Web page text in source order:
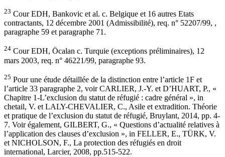
23 Cour EDH, Bankovic et al. c. Belgique et 16 autres Etats
contractants, 12 décembre 2001 (Admissibilité), req. n° 52207/99, ,
paragraphe 59 et paragraphe 71.
24 Cour EDH, Öcalan c. Turquie (exceptions préliminaires), 12
mars 2003, req. n° 46221/99, paragraphe 93.
25 Pour une étude détaillée de la distinction entre l’article 1F et
l’article 33 paragraphe 2, voir CARLIER, J.-Y. et D’HUART, P., «
Chapitre 1-L’exclusion du statut de réfugié : cadre général », in
chetail, V. et LALY-CHEVALIER, C., Asile et extradition. Théorie
et pratique de l’exclusion du statut de réfugié, Bruylant, 2014, pp. 4-
7. Voir également, GILBERT, G., « Questions d’actualité relatives à
l’application des clauses d’exclusion », in FELLER, E., TÜRK, V.
et NICHOLSON, F., La protection des réfugiés en droit
international, Larcier, 2008, pp.515-522.